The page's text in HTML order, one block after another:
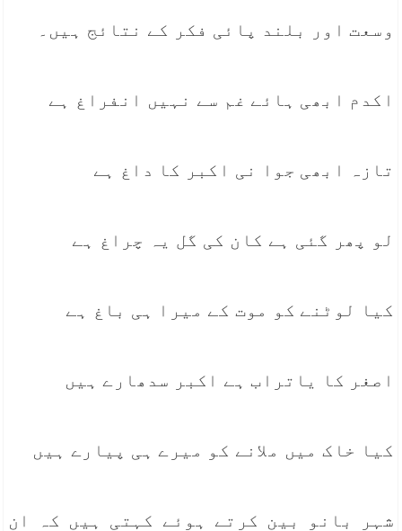
وسعت اور بلند پائی فکر کے نتائج ہیں۔
اکدم ابھی ہائے غم سے نہیں انفراغ ہے
تازہ ابھی جوا نی اکبر کا داغ ہے
لو پھر گئی ہے کان کی گل یہ چراغ ہے
کیا لوٹنے کو موت کے میرا ہی باغ ہے
اصغر کا یاتراب ہے اکبر سدھارے ہیں
کیا خاک میں ملانے کو میرے ہی پیارے ہیں
شہر بانو بین کرتے ہوئے کہتی ہیں کہ ان